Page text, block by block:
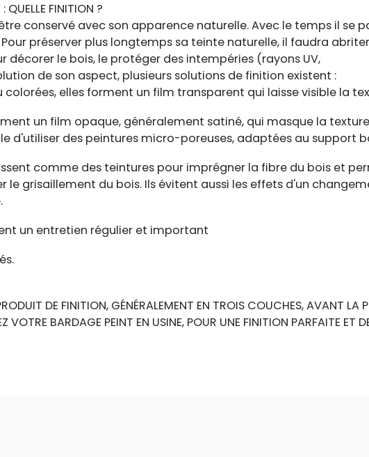
QUELLE FINITION ?
conservé avec son apparence naturelle. Avec le temps il se
préserver plus longtemps sa teinte naturelle, il faudra
décorer le bois, le protéger des intempéries (rayons UV,
de son aspect, plusieurs solutions de finition existent :
colorées, elles forment un film transparent qui laisse visible la
un film opaque, généralement satiné, qui masque la
d'utiliser des peintures micro-poreuses, adaptées au support
comme des teintures pour imprégner la fibre du bois et
le grisaillement du bois. Ils évitent aussi les effets d'un
un entretien régulier et important
DE FINITION, GÉNÉRALEMENT EN TROIS COUCHES, AVANT LA
BARDAGE PEINT EN USINE, POUR UNE FINITION PARFAITE ET